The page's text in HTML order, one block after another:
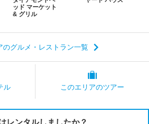
ッド マーケット
& グリル
のグルメ・レストラン一覧
ル このエリアのツアー
レンタルしましたか？